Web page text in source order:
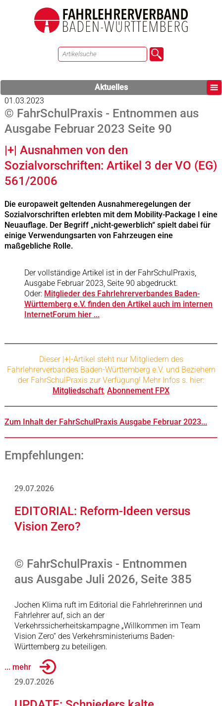
Aktuelles
01.03.2023
© FahrSchulPraxis - Entnommen aus
Ausgabe Februar 2023 Seite 90
|+| Ausnahmen von den
Sozialvorschriften: Artikel 3 der VO (EG)
561/2006
Die europaweit geltenden Ausnahmeregelungen der
Sozialvorschriften erlebten mit dem Mobility-Package I eine
Neuauflage. Der Begriff „nicht-gewerblich“ spielt dabei für
einige Verwendungsarten von Fahrzeugen eine
maßgebliche Rolle.
Der vollständige Artikel ist in der FahrSchulPraxis,
Ausgabe Februar 2023, Seite 90 abgedruckt.
Oder: Mitglieder des Fahrlehrerverbandes Baden-
Württemberg e.V. finden den Artikel auch im internen
InternetForum hier ...
Dieser |+|-Artikel steht nur Mitgliedern des
Fahrlehrerverbandes Baden-Württemberg e.V. und Beziehern
der FahrSchulPraxis zur Verfügung! Mehr Infos s. hier:
Mitgliedschaft, Abonnement FPX
Zum Inhalt der FahrSchulPraxis Ausgabe Februar 2023...
Empfehlungen:
29.07.2026
EDITORIAL: Reform-Ideen versus
Vision Zero?
© FahrSchulPraxis - Entnommen
aus Ausgabe Juli 2026, Seite 385
Jochen Klima ruft im Editorial die Fahrlehrerinnen und
Fahrlehrer auf, sich an der
Verkehrssicherheitskampagne „Willkommen im Team
Vision Zero“ des Verkehrsministeriums Baden-
Württemberg zu beteiligen.
... mehr
29.07.2026